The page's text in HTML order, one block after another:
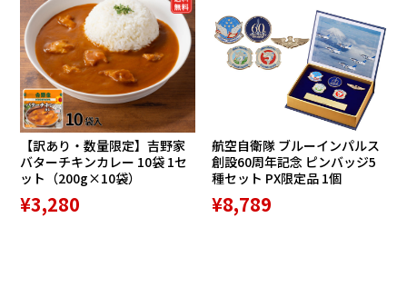
ットするので前すべりせず足指はラクに動きます。また、歩
行時に足を蹴ったとき、かかとに靴が付いてくるような返り
（屈曲性）のよさで疲れにくいのも特長です。
靴の街、神戸・長田で靴作り40年以上。歩きや
すさを追求した靴作り
通常、革靴は足になじむまで多少時間がかかるもの。しか
し、金谷製靴の金谷昌國社長は「うちの靴は最初から柔らか
いから、たぶん靴ズレすることはほとんどありません」と自
【訳あり・数量限定】吉野家
バターチキンカレー 10袋 1セ
ット（200g×10袋）
¥3,280
航空自衛隊 ブルーインパルス
創設60周年記念 ピンバッジ5
種セット PX限定品 1個
¥8,789